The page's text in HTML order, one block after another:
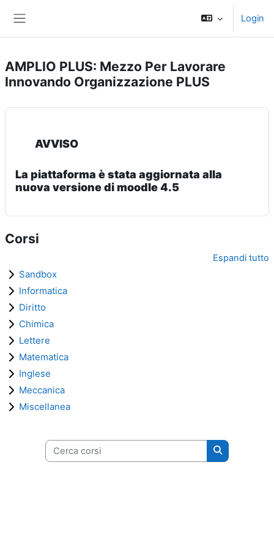
Login
AMPLIO PLUS: Mezzo Per Lavorare
Innovando Organizzazione PLUS
AVVISO
La piattaforma è stata aggiornata alla
nuova versione di moodle 4.5
Corsi
Espandi tutto
Sandbox
Informatica
Diritto
Chimica
Lettere
Matematica
Inglese
Meccanica
Miscellanea
Cerca corsi
Cerca corsi